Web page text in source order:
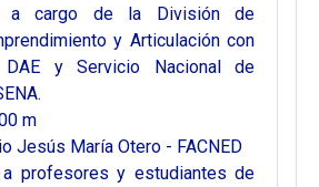
a cargo de la División de
y Articulación con
y Servicio Nacional de
m
Jesús María Otero - FACNED
profesores y estudiantes de